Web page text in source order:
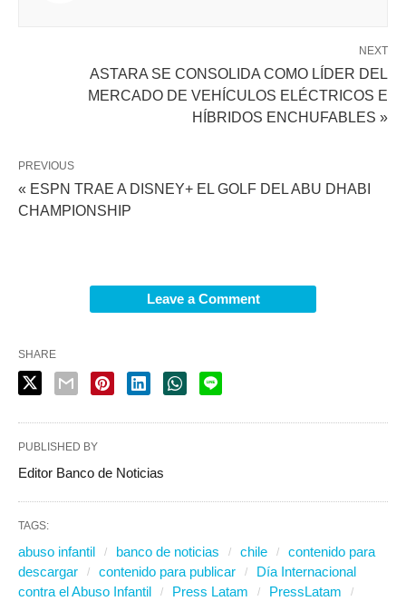
NEXT
ASTARA SE CONSOLIDA COMO LÍDER DEL
MERCADO DE VEHÍCULOS ELÉCTRICOS E
HÍBRIDOS ENCHUFABLES »
PREVIOUS
« ESPN TRAE A DISNEY+ EL GOLF DEL ABU DHABI
CHAMPIONSHIP
Leave a Comment
SHARE
PUBLISHED BY
Editor Banco de Noticias
TAGS:
abuso infantil banco de noticias chile
contenido para
descargar
contenido para publicar
Día Internacional
contra el Abuso Infantil
Press Latam
PressLatam